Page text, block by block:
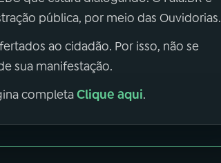
pública, por meio das Ouvidorias.
ao cidadão. Por isso, não se
sua manifestação.
completaClique aqui.